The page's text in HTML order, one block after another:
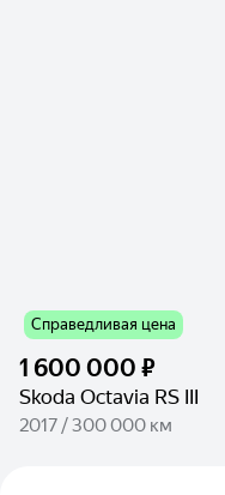
Справедливая цена
1 600 000 ₽
Skoda Octavia RS III
2017 / 300 000 км